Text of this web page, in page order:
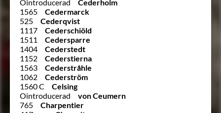
Ointroducerad
Cederholm
1565
Cedermarck
525
Cederqvist
1117
Cederschiöld
1511
Cedersparre
1404
Cederstedt
1152
Cederstierna
1563
Cederstråhle
1062
Cederström
1560 C
Celsing
Ointroducerad
von Ceumern
765
Charpentier